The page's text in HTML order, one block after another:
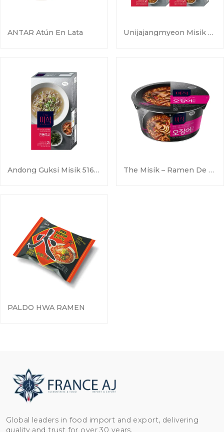
ANTAR Atún En Lata Unijajangmyeon Misik – 2 Paquetes (4 Porciones)
Andong Guksi Misik 516g (258g X 2 Paquetes) The Misik – Ramen De Calamar En Taza (127g)
PALDO HWA RAMEN
Global leaders in food import and export, delivering
quality and trust for over 30 years.